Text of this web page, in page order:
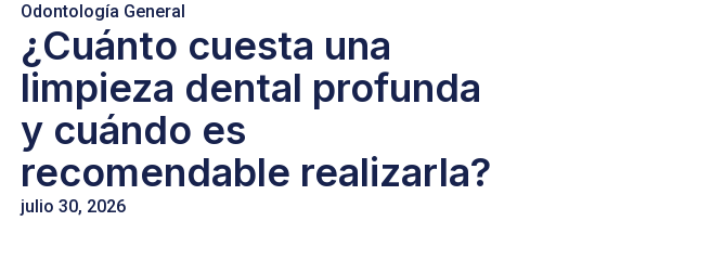
Odontología General
¿Cuánto cuesta una
limpieza dental profunda
y cuándo es
recomendable realizarla?
julio 30, 2026